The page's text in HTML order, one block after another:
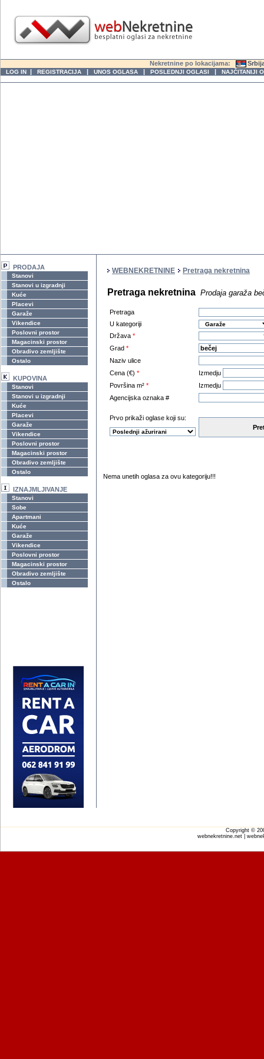
Nekretnine po lokacijama:
LOG IN | REGISTRACIJA | UNOS OGLASA | POSLEDNJI OGLASI | NAJČITANIJI
PRODAJA
Stanovi
Stanovi u izgradnji
Kuće
Placevi
Garaže
Vikendice
Poslovni prostor
Magacinski prostor
Obradivo zemljište
Ostalo
KUPOVINA
Stanovi
Stanovi u izgradnji
Kuće
Placevi
Garaže
Vikendice
Poslovni prostor
Magacinski prostor
Obradivo zemljište
Ostalo
IZNAJMLJIVANJE
Stanovi
Sobe
Apartmani
Kuće
Garaže
Vikendice
Poslovni prostor
Magacinski prostor
Obradivo zemljište
Ostalo
WEBNEKRETNINE Pretraga nekretnina
Pretraga nekretnina Prodaja garaža
Pretraga
U kategoriji
Država *
Grad *
Naziv ulice
Cena (€) *
Izmedju
Površina m² *
Izmedju
Agencijska oznaka #
Prvo prikaži oglase koji su:
Nema unetih oglasa za ovu kategoriju!!!
Copyright ©
webnekretnine.net |